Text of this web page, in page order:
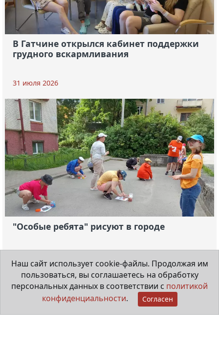
В Гатчине открылся кабинет поддержки
грудного вскармливания
31 июля 2026
"Особые ребята" рисуют в городе
Видеорепортаж
Наш сайт использует cookie-файлы. Продолжая им
пользоваться, вы соглашаетесь на обработку
персональных данных в соответствии с политикой
конфиденциальности. Согласен